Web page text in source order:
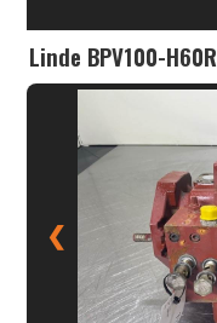
Linde BPV100-H60R
❮